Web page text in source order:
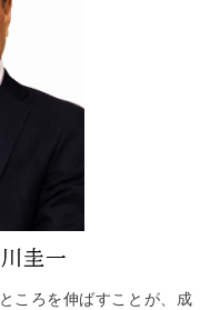
ころを伸ばすことが、成